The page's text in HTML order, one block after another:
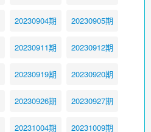
20230904期 20230905期
20230911期 20230912期
20230919期 20230920期
20230926期 20230927期
20231004期 20231009期